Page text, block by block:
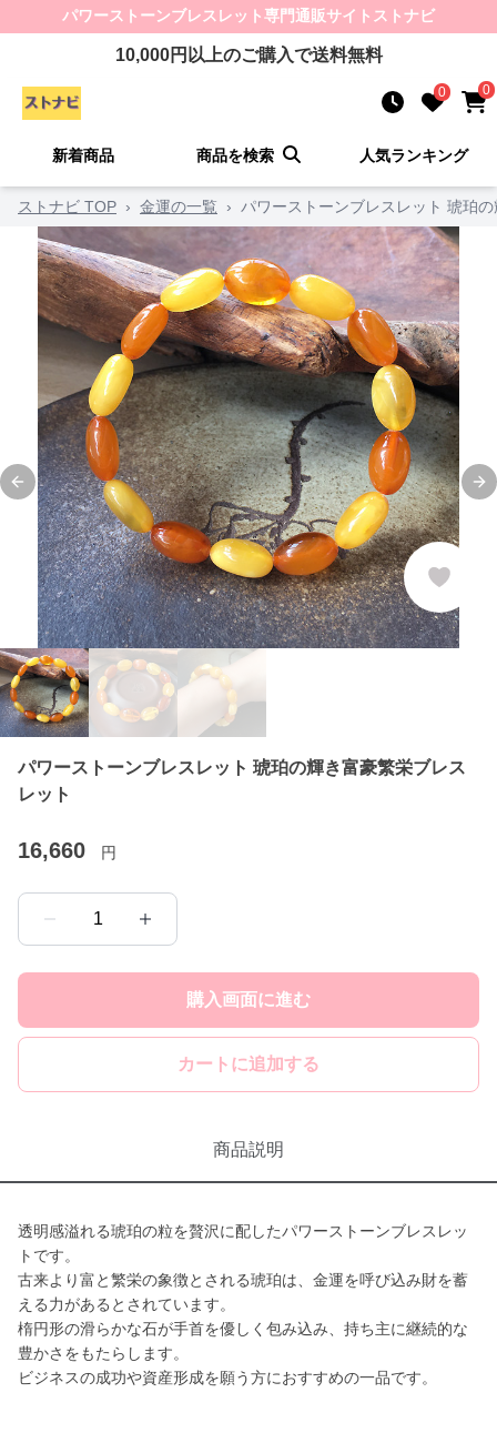
パワーストーンブレスレット専門通販サイト ストナビ
10,000円以上のご購入で送料無料
0 0
新着商品 商品を検索 人気ランキング
ストナビ TOP › 金運の一覧 › パワーストーンブレスレット 琥珀
Previous slide
パワーストーンブレスレット 琥珀の輝き富豪繁栄ブレス
レット
16,660 円
1
購入画面に進む
カートに追加する
商品説明
透明感溢れる琥珀の粒を贅沢に配したパワーストーンブレスレッ
トです。
古来より富と繁栄の象徴とされる琥珀は、金運を呼び込み財を蓄
える力があるとされています。
楕円形の滑らかな石が手首を優しく包み込み、持ち主に継続的な
豊かさをもたらします。
ビジネスの成功や資産形成を願う方におすすめの一品です。